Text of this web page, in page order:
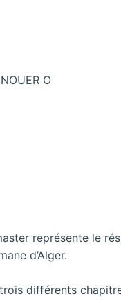
O
représente le
d’Alger.
différents